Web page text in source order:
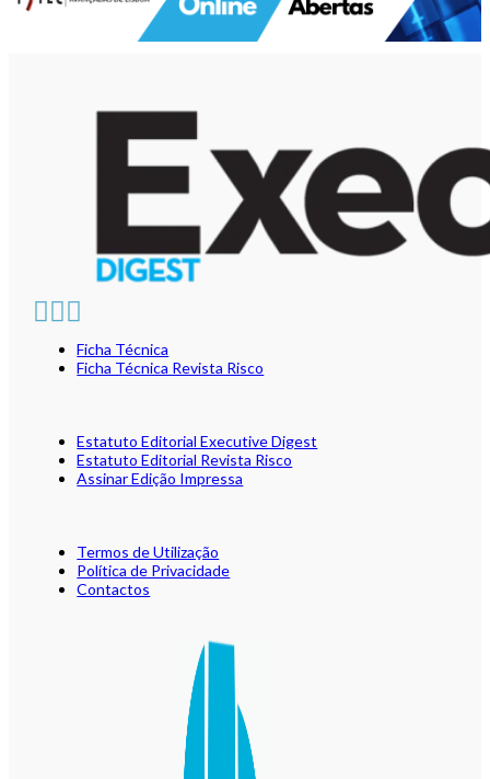
Ficha Técnica
Ficha Técnica Revista Risco
Estatuto Editorial Executive Digest
Estatuto Editorial Revista Risco
Assinar Edição Impressa
Termos de Utilização
Política de Privacidade
Contactos